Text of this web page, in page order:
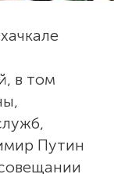
в том
Путин